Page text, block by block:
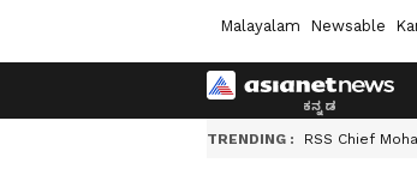
Malayalam Newsable
TRENDING : RSS Chief